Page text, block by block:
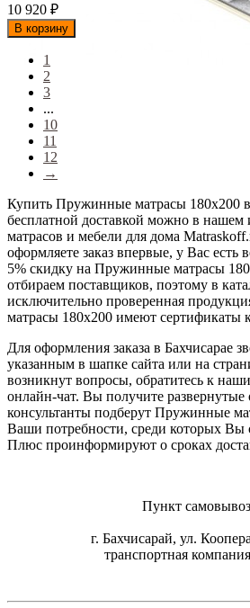
10 920 ₽
В корзину
1
2
3
...
10
11
12
→
Купить Пружинные матрасы 180х200 в
бесплатной доставкой можно в нашем
матрасов и мебели для дома
оформляете заказ впервые, у Вас есть
5% скидку на Пружинные матрасы
отбираем поставщиков, поэтому в
исключительно проверенная
матрасы 180х200 имеют сертификаты
Для оформления заказа в Бахчисарае
указанным в шапке сайта или на
возникнут вопросы, обратитесь к
онлайн-чат. Вы получите
консультанты подберут Пружинные
Ваши потребности, среди которых Вы
Плюс проинформируют о сроках
Пункт
г. Бахчисарай, ул.
транспортная